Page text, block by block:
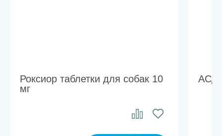
Роксиор таблетки для собак 10
мг
АСД